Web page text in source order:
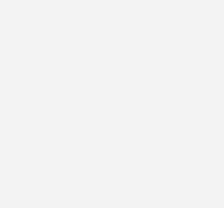
bei Smart Metern
Netzanschlusspunkt die Spannung. Laut
80 Prozent der erfassten
Spannungsreserven. Weitere 18,4
zwischen 243 und 253 Volt. Nur 0,15
zeitweise ab – nach Darstellung des
und unkritisch. E3/DC schließt daraus,
Kleinanlagen auch in
überlastet werden. Der Strom aus
bleibt so im Verteilnetz und wird